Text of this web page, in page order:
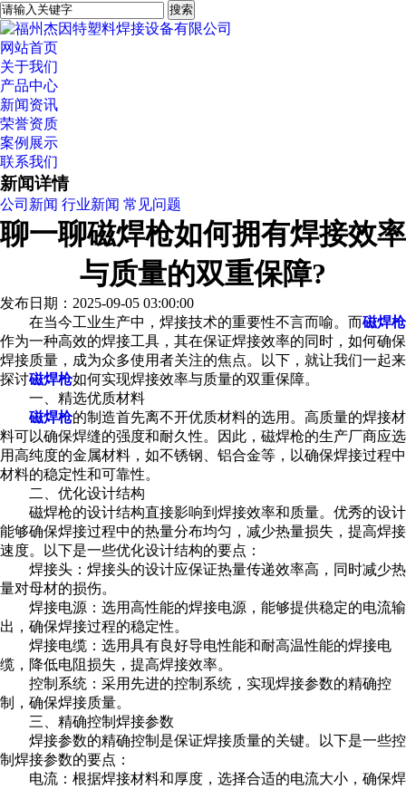
网站首页
关于我们
产品中心
新闻资讯
荣誉资质
案例展示
联系我们
新闻详情
公司新闻 行业新闻 常见问题
聊一聊磁焊枪如何拥有焊接效率
与质量的双重保障?
发布日期：2025-09-05 03:00:00
在当今工业生产中，焊接技术的重要性不言而喻。而磁焊枪
作为一种高效的焊接工具，其在保证焊接效率的同时，如何确保
焊接质量，成为众多使用者关注的焦点。以下，就让我们一起来
探讨磁焊枪如何实现焊接效率与质量的双重保障。
一、精选优质材料
磁焊枪的制造首先离不开优质材料的选用。高质量的焊接材
料可以确保焊缝的强度和耐久性。因此，磁焊枪的生产厂商应选
用高纯度的金属材料，如不锈钢、铝合金等，以确保焊接过程中
材料的稳定性和可靠性。
二、优化设计结构
磁焊枪的设计结构直接影响到焊接效率和质量。优秀的设计
能够确保焊接过程中的热量分布均匀，减少热量损失，提高焊接
速度。以下是一些优化设计结构的要点：
焊接头：焊接头的设计应保证热量传递效率高，同时减少热
量对母材的损伤。
焊接电源：选用高性能的焊接电源，能够提供稳定的电流输
出，确保焊接过程的稳定性。
焊接电缆：选用具有良好导电性能和耐高温性能的焊接电
缆，降低电阻损失，提高焊接效率。
控制系统：采用先进的控制系统，实现焊接参数的精确控
制，确保焊接质量。
三、精确控制焊接参数
焊接参数的精确控制是保证焊接质量的关键。以下是一些控
制焊接参数的要点：
电流：根据焊接材料和厚度，选择合适的电流大小，确保焊